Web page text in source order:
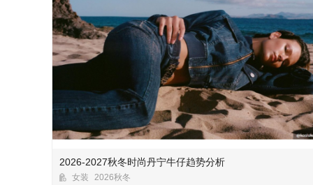
2026-2027秋冬时尚丹宁牛仔趋势分析
女装 2026秋冬